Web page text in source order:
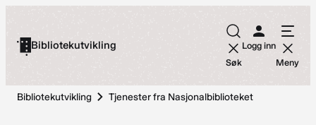
innholdBibliotekutvikling
Søk
Logg inn
Meny
Bibliotekutvikling Tjenester fra Nasjonalbiblioteket